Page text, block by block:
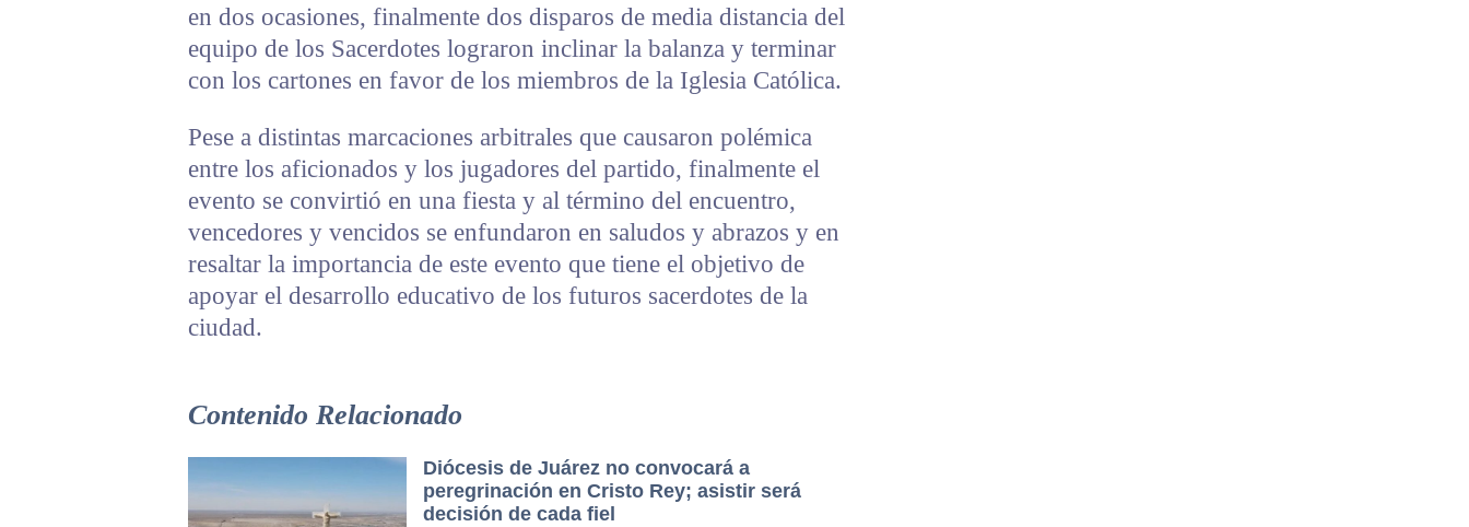
en dos ocasiones, finalmente dos disparos de media distancia del
equipo de los Sacerdotes lograron inclinar la balanza y terminar
con los cartones en favor de los miembros de la Iglesia Católica.
Pese a distintas marcaciones arbitrales que causaron polémica
entre los aficionados y los jugadores del partido, finalmente el
evento se convirtió en una fiesta y al término del encuentro,
vencedores y vencidos se enfundaron en saludos y abrazos y en
resaltar la importancia de este evento que tiene el objetivo de
apoyar el desarrollo educativo de los futuros sacerdotes de la
ciudad.
Contenido Relacionado
Diócesis de Juárez no convocará a
peregrinación en Cristo Rey; asistir será
decisión de cada fiel